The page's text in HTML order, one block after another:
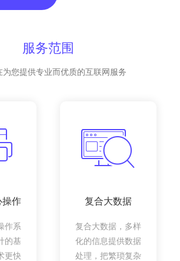
服务范围
为您提供专业而优质的互联网服务
操作
作系
的基
更快
复合大数据
复合大数据，多样
化的信息提供数据
处理，把繁琐复杂